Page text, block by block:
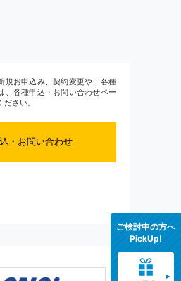
規お申込み、契約変更や、各種
、各種申込・お問い合わせペー
さい。
・お問い合わせ
ご検討中の方へ
PickUp!